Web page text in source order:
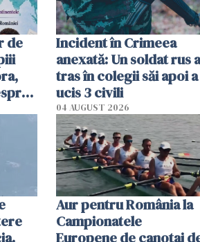
de
Incident în Crimeea
anexată: Un soldat rus a
tras în colegii săi apoi a
ucis 3 civili
04 AUGUST 2026
Aur pentru România la
Campionatele
Europene de canotaj